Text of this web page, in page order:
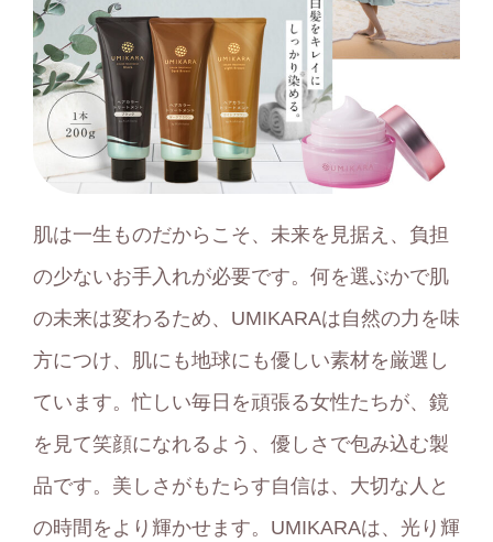
肌は一生ものだからこそ、未来を見据え、負担
の少ないお手入れが必要です。何を選ぶかで肌
の未来は変わるため、UMIKARAは自然の力を味
方につけ、肌にも地球にも優しい素材を厳選し
ています。忙しい毎日を頑張る女性たちが、鏡
を見て笑顔になれるよう、優しさで包み込む製
品です。美しさがもたらす自信は、大切な人と
の時間をより輝かせます。UMIKARAは、光り輝